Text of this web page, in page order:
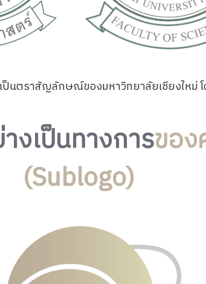
ตราสัญลักษณ์ของมหาวิทยาลัยเชียงใหม่
เป็นทางการขอ
(Sublogo)